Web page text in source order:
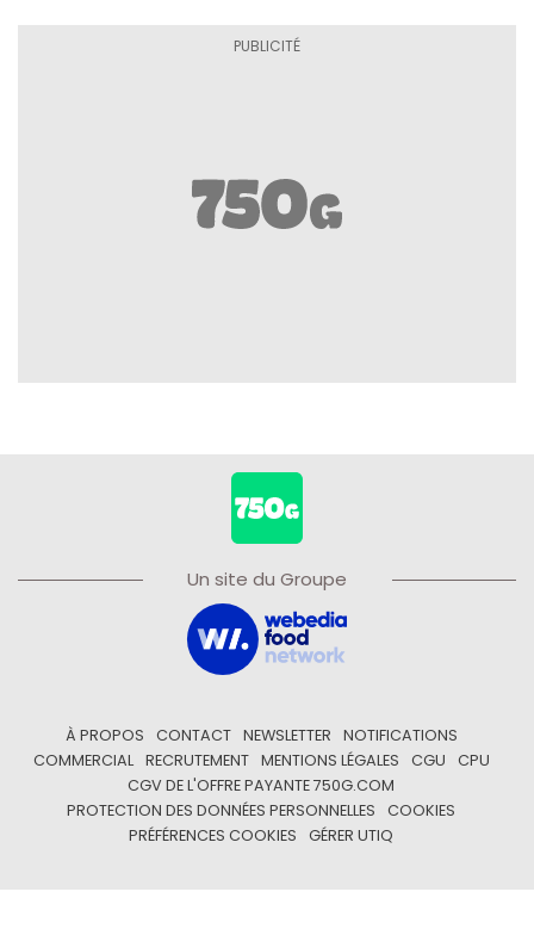
Un site du Groupe
À PROPOS CONTACT NEWSLETTER
NOTIFICATIONS
COMMERCIAL
RECRUTEMENT MENTIONS LÉGALES CGU
CPU
CGV DE L'OFFRE PAYANTE 750G.COM
PROTECTION DES DONNÉES PERSONNELLES
COOKIES
PRÉFÉRENCES COOKIES
GÉRER UTIQ